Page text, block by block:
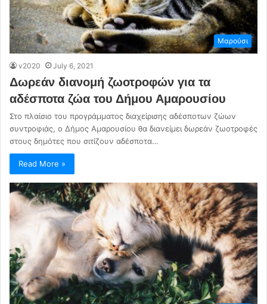
Μαρούσι
v2020 July 6, 2021
Δωρεάν διανομή ζωοτροφών για τα
αδέσποτα ζώα του Δήμου Αμαρουσίου
Στο πλαίσιο του προγράμματος διαχείρισης αδέσποτων ζώων
συντροφιάς, ο Δήμος Αμαρουσίου θα διανείμει δωρεάν ζωοτροφές
στους δημότες που σιτίζουν αδέσποτα…
Read More »